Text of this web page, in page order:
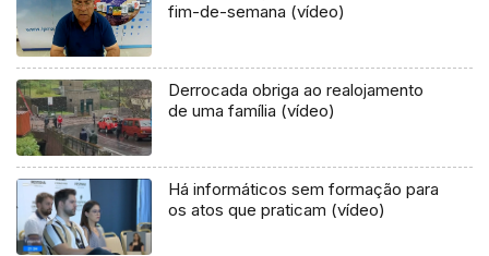
fim-de-semana (vídeo)
Derrocada obriga ao realojamento
de uma família (vídeo)
Há informáticos sem formação para
os atos que praticam (vídeo)